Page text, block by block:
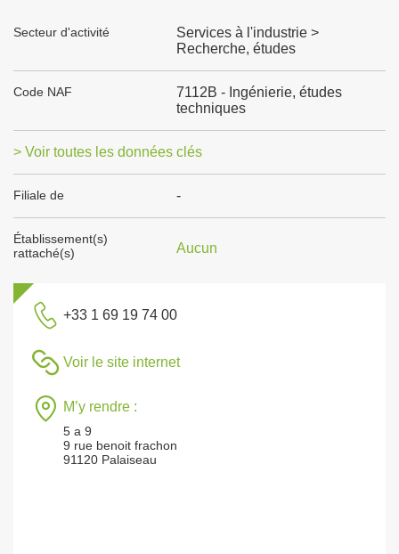
Secteur d'activité
Services à l'industrie >
Recherche, études
Code NAF
7112B - Ingénierie, études
techniques
> Voir toutes les données clés
Filiale de -
Établissement(s)
rattaché(s)
Aucun
+33 1 69 19 74 00
Voir le site internet
M’y rendre :
5 a 9
9 rue benoit frachon
91120 Palaiseau